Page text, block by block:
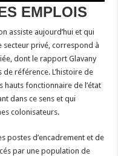
EMPLOIS
assiste aujourd’hui et qui
privé, correspond à
dont le rapport Glavany
référence. L’histoire de
fonctionnaire de l’état
dans ce sens et qui
colonisateurs.
postes d’encadrement et de
par une population de